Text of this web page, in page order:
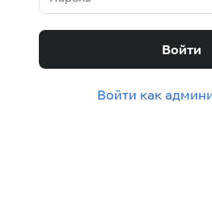
Войти
Войти как